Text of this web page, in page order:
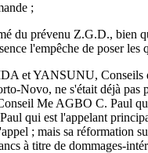
;
du prévenu Z.G.D., bien
l'empêche de poser
et YANSUNU, Conseils
Novo, ne s'était déjà
Me AGBO C. Paul
qui est l'appelant
; mais sa réformation
à titre de dommages-